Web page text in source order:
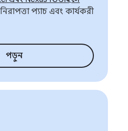
প্যাচ এবং কার্যকরী
পড়ুন